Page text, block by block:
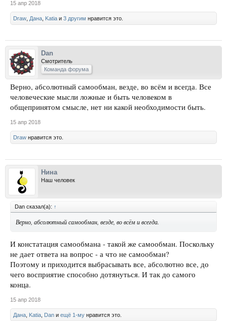
15 апр 2018
Draw Дана Katia и 3 другим нравится это.
Dan
Смотритель
Команда форума
Верно, абсолютный самообман, везде, во всём и всегда. Все
человеческие мысли ложные и быть человеком в
общепринятом смысле, нет ни какой необходимости быть.
15 апр 2018
Draw нравится это.
Нина
Наш человек
Dan сказал(а): ↑
Верно, абсолютный самообман, везде, во всём и всегда.
И констатация самообмана - такой же самообман. Поскольку
не дает ответа на вопрос - а что не самообман?
Поэтому и приходится выбрасывать все, абсолютно все, до
чего восприятие способно дотянуться. И так до самого
конца.
15 апр 2018
Дана, Katia, Dan и ещё 1-му нравится это.